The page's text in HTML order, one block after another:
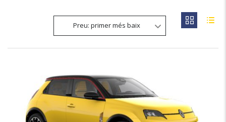
Preu: primer més baix